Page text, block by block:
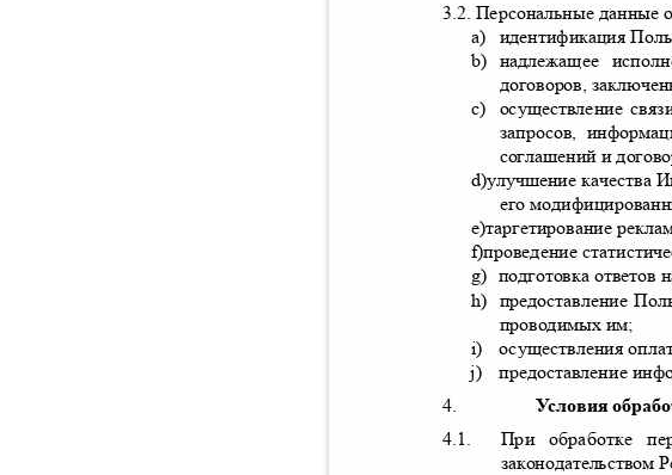
3.2.Персональные данные
a) идентификация
b) надлежащее
договоров ,
c) осуществление
запросов
соглашений и
d)улучшение качества
его
e)таргетирование
f)проведение
g)подготовка ответов
h) предоставление
проводимых им;
i)осуществления
j)предоставление
4.
Условия
4.1.
При обработке
законодательством